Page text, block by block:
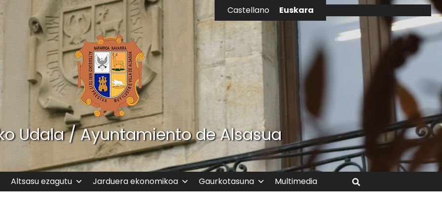
Castellano Euskara
Udala / Ayuntamiento de Alsasua
Altsasu ezagutu Jarduera ekonomikoa Gaurkotasuna
Multimedia
Bilatu